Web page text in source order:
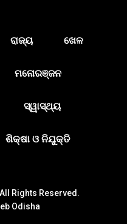
ରାଜ୍ୟ ଖେଳ
ମନୋରଞ୍ଜନ
ସ୍ୱାସ୍ଥ୍ୟ
ଶିକ୍ଷା ଓ ନିଯୁକ୍ତି
Rights Reserved.
Odisha